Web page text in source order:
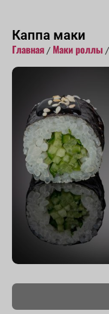
Каппа маки
Главная / Маки роллы